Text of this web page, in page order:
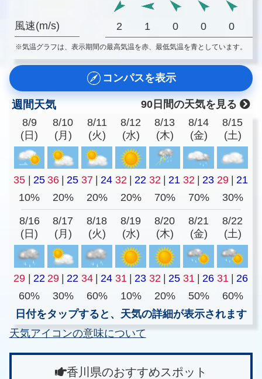
風速(m/s) 2 1 0 0 0
※気温グラフは、表示期間の最高気温を赤、最低気温を青としています。
コンパスを表示
週間天気
90日間の天気を見る
8/9
(日)
8/10
(月)
8/11
(火)
8/12
(水)
8/13
(木)
8/14
(金)
8/15
(土)
35 25 36 25 37 24 32 22 32 21 32 23 29
21
10%
20% 20% 20% 70% 70% 30%
8/16
(日)
8/17
(月)
8/18
(火)
8/19
(水)
8/20
(木)
8/21
(金)
8/22
(土)
29 22 29 22 34 24 31 23 32 25 31 26 31
26
60%
30% 60% 10% 20% 50%
60%
日付をタップすると、天気の詳細が表示されます
天気アイコンの意味について
香川県のおすすめスポット